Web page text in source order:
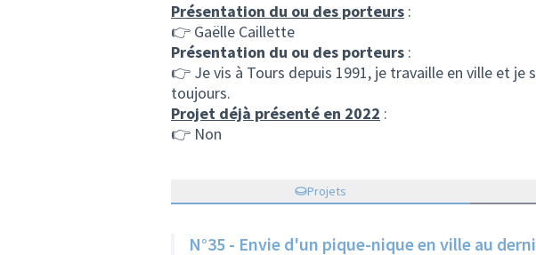
Présentation du ou des porteurs :
👉 Gaëlle Caillette
Présentation du ou des porteurs :
👉 Je vis à Tours depuis 1991, je travaille en ville et je
toujours.
Projet déjà présenté en 2022 :
👉 Non
Projets
N°35 - Envie d'un pique-nique en ville au